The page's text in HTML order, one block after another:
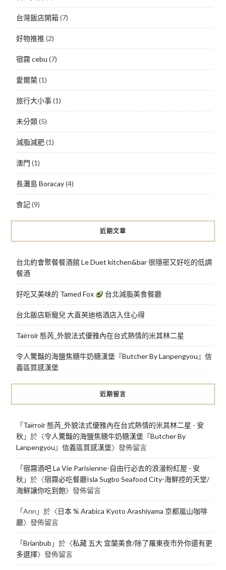
台灣飯店開箱(7)
好物推推 (2)
宿霧 cebu (7)
愛爾蘭(1)
旅行大小事(1)
未分類(5)
減脂減肥(1)
澳門 (1)
長灘島 Boracay(4)
食記(9)
近期文章
台北約會聚餐餐酒館 Le Duet kitchen&bar 很隱密又好吃的低調
餐酒
好吃又美味的 Tamed Fox 台北減脂美食餐廳
台北飯店新寵兒 大直英迪格酒店入住心得
Taïrroir 態芮_外貌法式優雅內在台式熱情的米其林二星
令人驚豔的海鹽焦糖牛奶糖漢堡『Butcher By Lanpengyou』信
義區質感漢堡
近期留言
「Taïrroir 態芮_外貌法式優雅內在台式熱情的米其林二星 - 安
秋 」於〈令人驚豔的海鹽焦糖牛奶糖漢堡『Butcher By
Lanpengyou』信義區質感漢堡〉發佈留言
「宿霧酒吧 La Vie Parisienne-自由行必去的浪漫粉紅屋 - 安
秋 」於〈宿霧必吃餐廳Isla Sugbo Seafood City-海鮮控的天堂/
海鮮讓你吃到飽〉發佈留言
「Ann 」於〈日本 % Arabica Kyoto Arashiyama 京都嵐山咖啡
廳〉發佈留言
「Brianbub 」於〈私藏 五大 宜蘭美食/除了羅東夜市外你還有更
多選擇〉發佈留言